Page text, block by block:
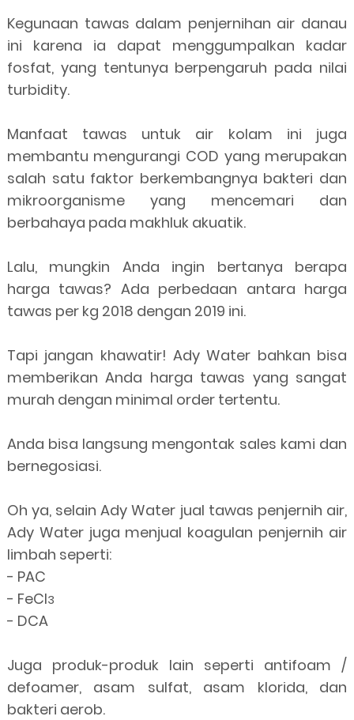
Kegunaan tawas dalam penjernihan air danau
ini karena ia dapat menggumpalkan kadar
fosfat, yang tentunya berpengaruh pada nilai
turbidity.
Manfaat tawas untuk air kolam ini juga
membantu mengurangi COD yang merupakan
salah satu faktor berkembangnya bakteri dan
mikroorganisme yang mencemari dan
berbahaya pada makhluk akuatik.
Lalu, mungkin Anda ingin bertanya berapa
harga tawas? Ada perbedaan antara harga
tawas per kg 2018 dengan 2019 ini.
Tapi jangan khawatir! Ady Water bahkan bisa
memberikan Anda harga tawas yang sangat
murah dengan minimal order tertentu.
Anda bisa langsung mengontak sales kami dan
bernegosiasi.
Oh ya, selain Ady Water jual tawas penjernih air,
Ady Water juga menjual koagulan penjernih air
limbah seperti:
- PAC
- FeCl3
- DCA
Juga produk-produk lain seperti antifoam /
defoamer, asam sulfat, asam klorida, dan
bakteri aerob.